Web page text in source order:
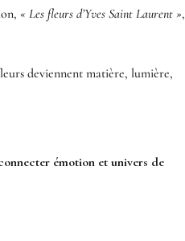
« Les fleurs d’Yves Saint Laurent »,
deviennent matière, lumière,
émotion et univers de